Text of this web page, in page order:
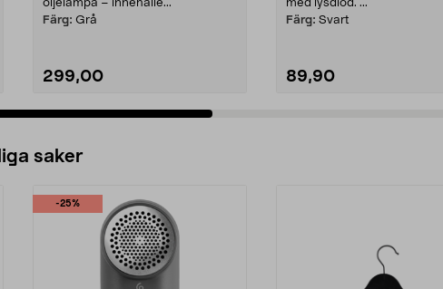
oljelampa – innehålle...
Färg: Grå
299,00
med lysdiod. ...
Färg: Svart
89,90
saker
-25%